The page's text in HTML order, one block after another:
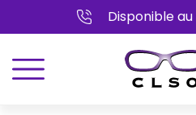
Disponible au
menu